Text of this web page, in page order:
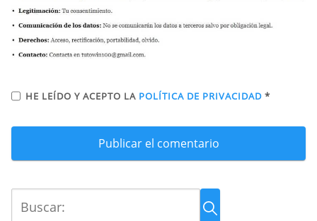
HE LEÍDO Y ACEPTO LA POLÍTICA DE PRIVACIDAD *